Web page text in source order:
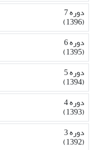
دوره 7
(1396)
دوره 6
(1395)
دوره 5
(1394)
دوره 4
(1393)
دوره 3
(1392)